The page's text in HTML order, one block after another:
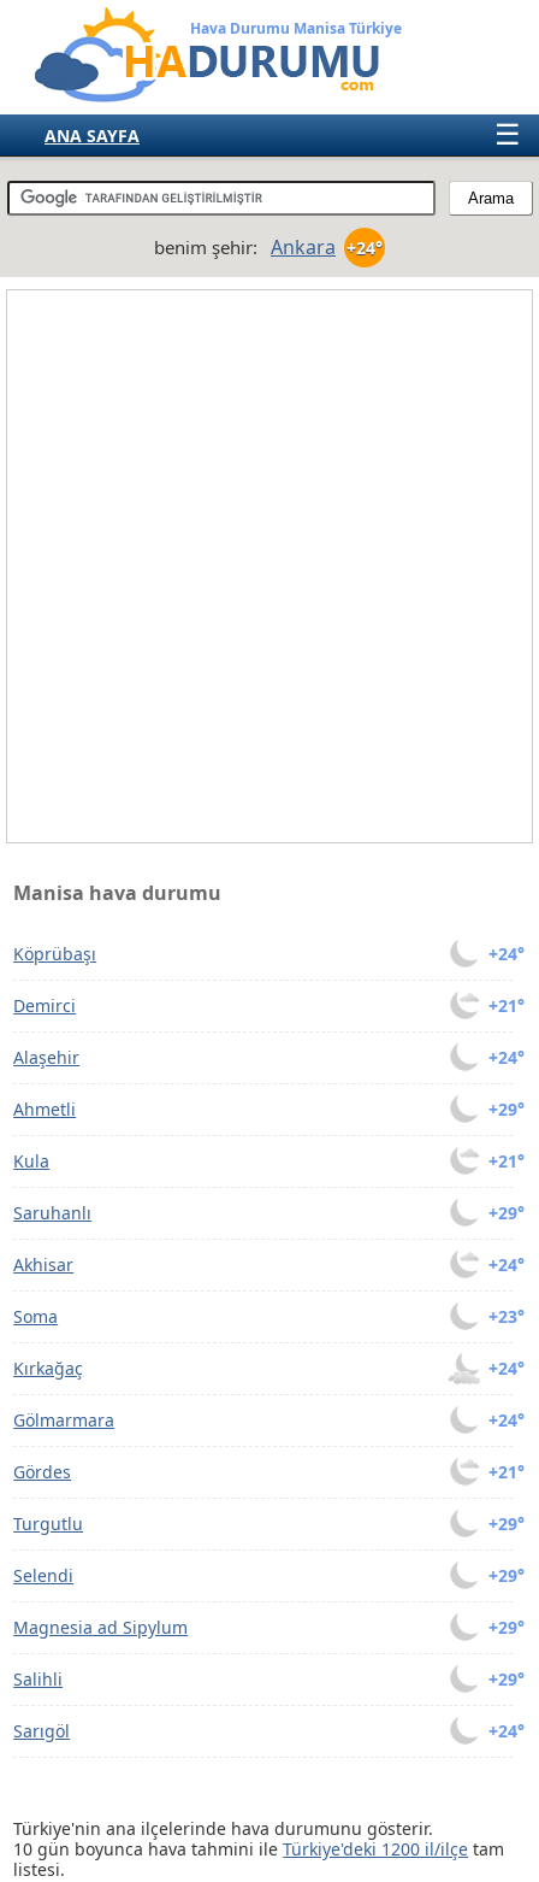
Hava Durumu Manisa Türkiye
☰
ANA SAYFA
TÜRKİYE
AVRUPA
benim şehir: Ankara +24°
Manisa hava durumu
+24°
Köprübaşı
+21°
Demirci
+24°
Alaşehir
+29°
Ahmetli
+21°
Kula
+29°
Saruhanlı
+24°
Akhisar
+23°
Soma
+24°
Kırkağaç
+24°
Gölmarmara
+21°
Gördes
+29°
Turgutlu
+29°
Selendi
+29°
Magnesia ad Sipylum
+29°
Salihli
+24°
Sarıgöl
Türkiye'nin ana ilçelerinde hava durumunu gösterir.
10 gün boyunca hava tahmini ileTürkiye'deki 1200 il/ilçe tam
listesi.